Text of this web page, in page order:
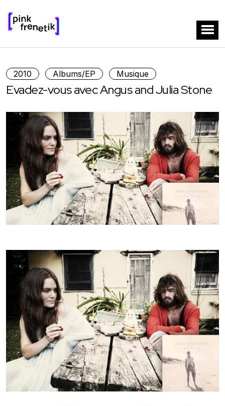
2010 Albums/EP Musique
Evadez-vous avec Angus and Julia Stone